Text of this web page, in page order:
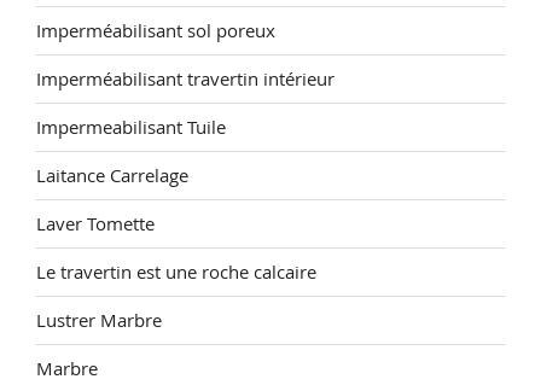
Imperméabilisant sol poreux
Imperméabilisant travertin intérieur
Impermeabilisant Tuile
Laitance Carrelage
Laver Tomette
Le travertin est une roche calcaire
Lustrer Marbre
Marbre